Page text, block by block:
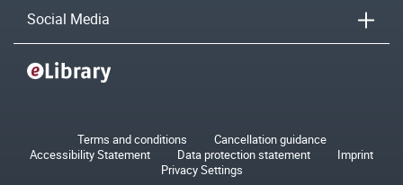
Social Media
Terms and conditions
Cancellation guidance
Accessibility Statement
Data protection statement
Imprint
Privacy Settings